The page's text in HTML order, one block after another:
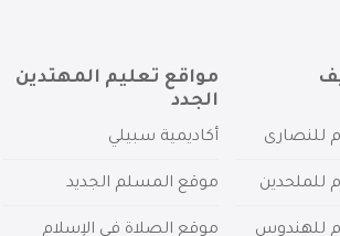
للنصارى
للملحدين
للهندوس
مواقع تعليم المهتدين
الجدد
أكاديمية سبيلي
موقع المسلم الجديد
موقع الصلاة في الإسلام